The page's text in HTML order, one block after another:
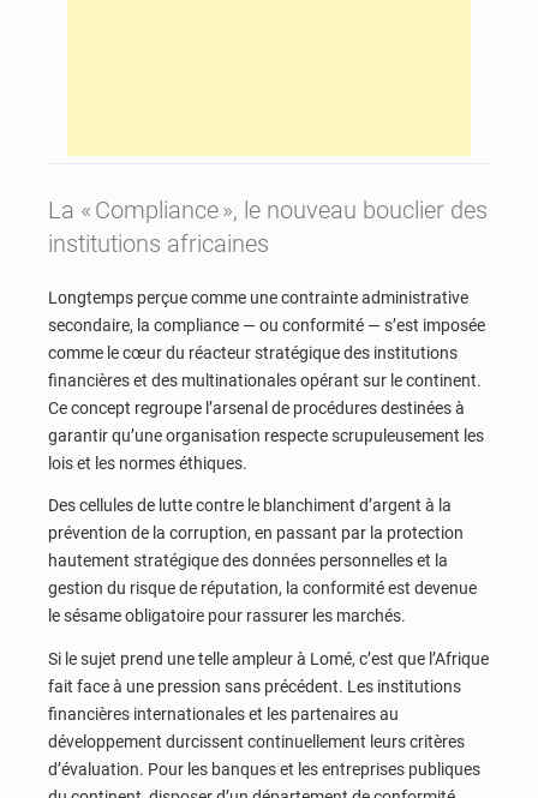
La « Compliance », le nouveau bouclier des
institutions africaines
Longtemps perçue comme une contrainte administrative
secondaire, la compliance — ou conformité — s’est imposée
comme le cœur du réacteur stratégique des institutions
financières et des multinationales opérant sur le continent.
Ce concept regroupe l’arsenal de procédures destinées à
garantir qu’une organisation respecte scrupuleusement les
lois et les normes éthiques.
Des cellules de lutte contre le blanchiment d’argent à la
prévention de la corruption, en passant par la protection
hautement stratégique des données personnelles et la
gestion du risque de réputation, la conformité est devenue
le sésame obligatoire pour rassurer les marchés.
Si le sujet prend une telle ampleur à Lomé, c’est que l’Afrique
fait face à une pression sans précédent. Les institutions
financières internationales et les partenaires au
développement durcissent continuellement leurs critères
d’évaluation. Pour les banques et les entreprises publiques